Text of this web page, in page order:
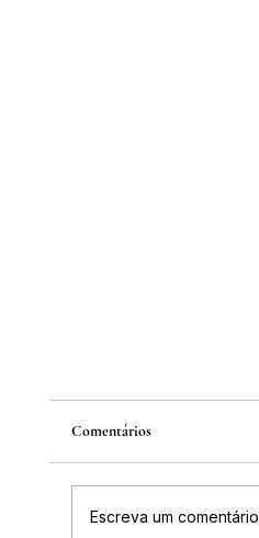
Comentários
Escreva um comentário